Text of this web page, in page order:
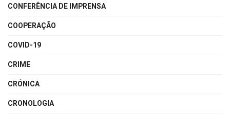
CONFERÊNCIA DE IMPRENSA
COOPERAÇÃO
COVID-19
CRIME
CRÓNICA
CRONOLOGIA